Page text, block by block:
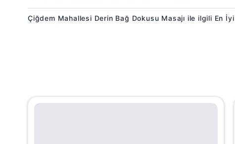
Çiğdem Mahallesi Derin Bağ Dokusu Masajı ile ilgili En